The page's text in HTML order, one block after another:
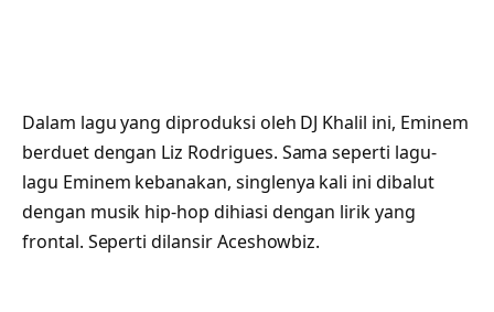
Dalam lagu yang diproduksi oleh DJ Khalil ini, Eminem
berduet dengan Liz Rodrigues. Sama seperti lagu-
lagu Eminem kebanakan, singlenya kali ini dibalut
dengan musik hip-hop dihiasi dengan lirik yang
frontal. Seperti dilansir Aceshowbiz.